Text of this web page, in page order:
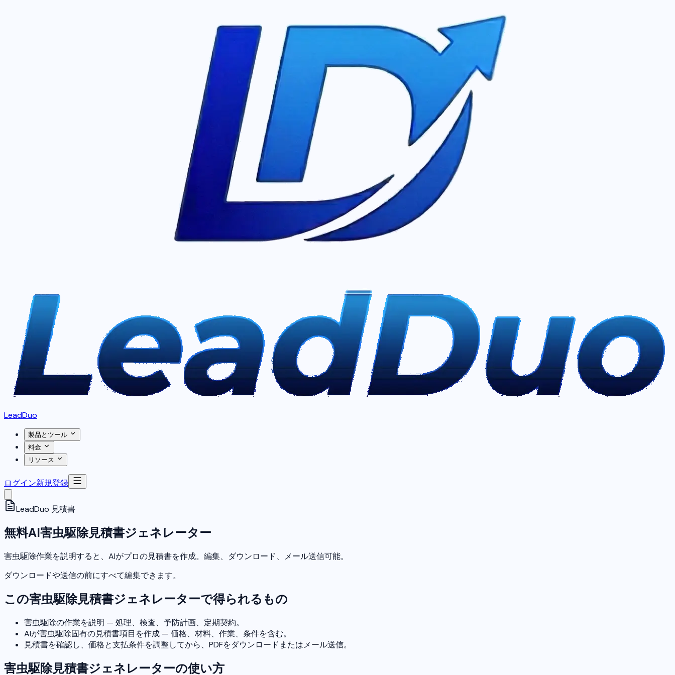
LeadDuo
製品とツール
料金
リソース
ログイン新規登録
LeadDuo 見積書
無料AI害虫駆除見積書ジェネレーター
害虫駆除作業を説明すると、AIがプロの見積書を作成。編集、ダウンロード、メール送信可能。
ダウンロードや送信の前にすべて編集できます。
この害虫駆除見積書ジェネレーターで得られるもの
害虫駆除の作業を説明 — 処理、検査、予防計画、定期契約。
AIが害虫駆除固有の見積書項目を作成 — 価格、材料、作業、条件を含む。
見積書を確認し、価格と支払条件を調整してから、PDFをダウンロードまたはメール送信。
害虫駆除見積書ジェネレーターの使い方